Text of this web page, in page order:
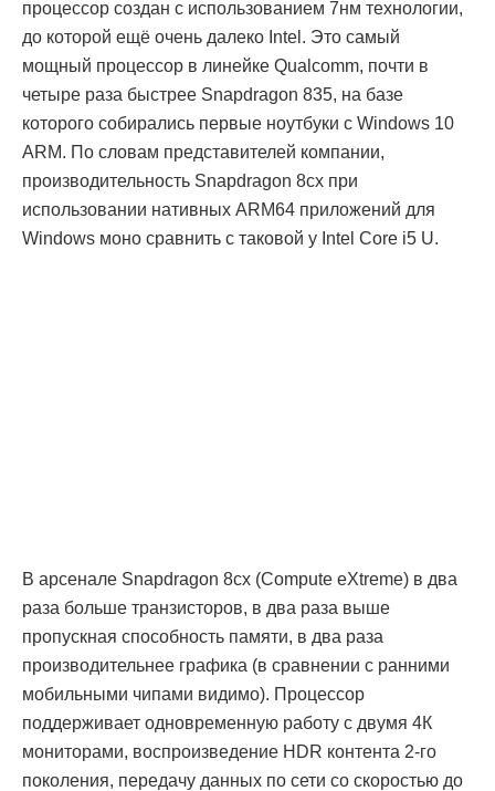
процессор создан с использованием 7нм технологии,
до которой ещё очень далеко Intel. Это самый
мощный процессор в линейке Qualcomm, почти в
четыре раза быстрее Snapdragon 835, на базе
которого собирались первые ноутбуки с Windows 10
ARM. По словам представителей компании,
производительность Snapdragon 8cx при
использовании нативных ARM64 приложений для
Windows моно сравнить с таковой у Intel Core i5 U.
В арсенале Snapdragon 8cx (Compute eXtreme) в два
раза больше транзисторов, в два раза выше
пропускная способность памяти, в два раза
производительнее графика (в сравнении с ранними
мобильными чипами видимо). Процессор
поддерживает одновременную работу с двумя 4К
мониторами, воспроизведение HDR контента 2-го
поколения, передачу данных по сети со скоростью до